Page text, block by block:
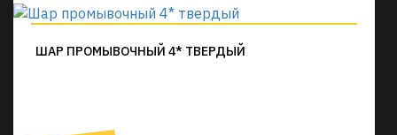
ШАР ПРОМЫВОЧНЫЙ 4* ТВЕРДЫЙ